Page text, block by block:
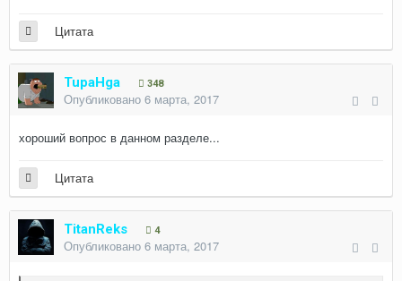
Цитата
TupaHga 348
Опубликовано 6 марта, 2017
хороший вопрос в данном разделе...
Цитата
TitanReks 4
Опубликовано 6 марта, 2017